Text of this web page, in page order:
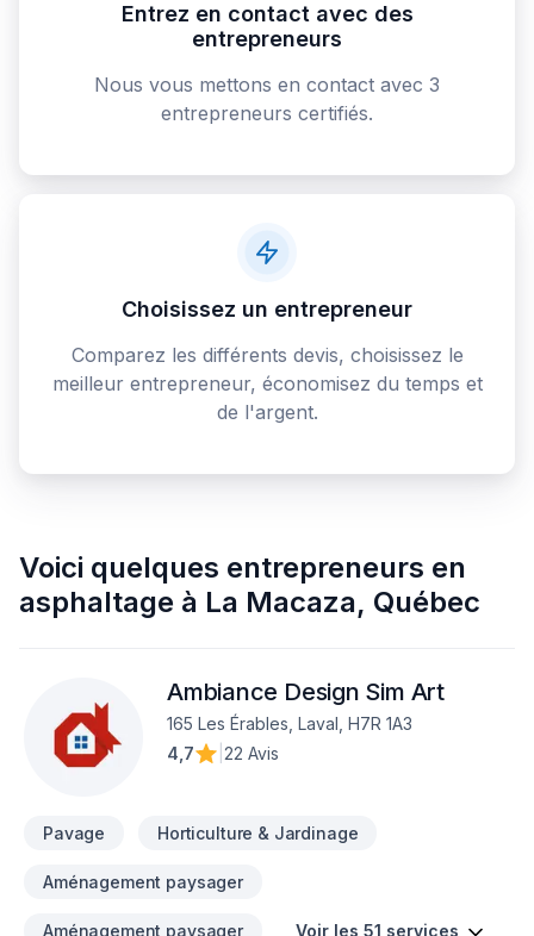
Entrez en contact avec des
entrepreneurs
Nous vous mettons en contact avec 3
entrepreneurs certifiés.
Choisissez un entrepreneur
Comparez les différents devis, choisissez le
meilleur entrepreneur, économisez du temps et
de l'argent.
Voici quelques entrepreneurs en
asphaltage à La Macaza, Québec
Ambiance Design Sim Art
165 Les Érables, Laval, H7R 1A3
4,7
22 Avis
Pavage Horticulture & Jardinage
Aménagement paysager
Aménagement paysager Voir les 51 services